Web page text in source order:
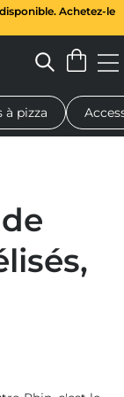
Achetez-le
Planches de
à pizza